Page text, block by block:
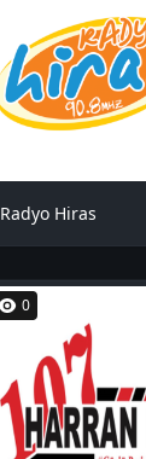
Radyo Hiras
0